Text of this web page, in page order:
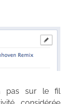
pas sur le fil